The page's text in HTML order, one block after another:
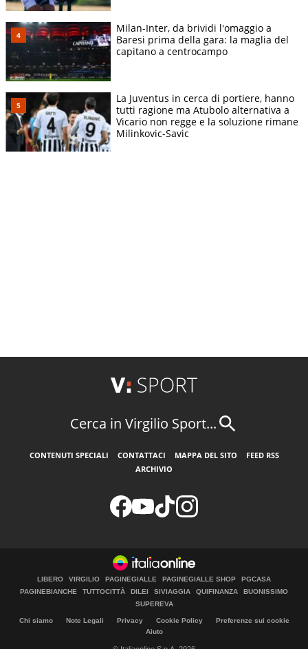
Milan-Inter, da brividi l'omaggio a
Baresi prima della gara: la maglia del
capitano a centrocampo
La Juventus in cerca di portiere, hanno
tutti ragione ma Atubolo alternativa a
Vicario non regge e la soluzione rimane
Milinkovic-Savic
Cerca in Virgilio Sport...
CONTENUTI SPECIALI CONTATTACI MAPPA DEL SITO
FEED RSS
ARCHIVIO
LIBERO VIRGILIO PAGINEGIALLE PAGINEGIALLE SHOP
PGCASA
PAGINEBIANCHE
TUTTOCITTÀ DILEI SIVIAGGIA QUIFINANZA
BUONISSIMO
SUPEREVA
Chi siamo Note Legali Privacy Cookie Policy
Preferenze sui cookie
Aiuto